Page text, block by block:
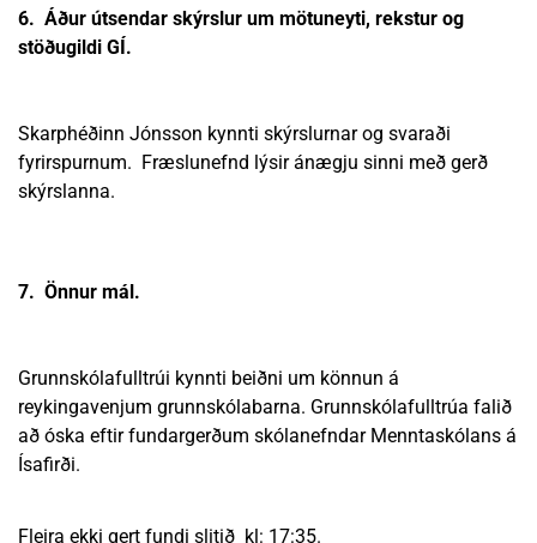
6. Áður útsendar skýrslur um mötuneyti, rekstur og
stöðugildi GÍ.
Skarphéðinn Jónsson kynnti skýrslurnar og svaraði
fyrirspurnum. Fræslunefnd lýsir ánægju sinni með gerð
skýrslanna.
7. Önnur mál.
Grunnskólafulltrúi kynnti beiðni um könnun á
reykingavenjum grunnskólabarna. Grunnskólafulltrúa falið
að óska eftir fundargerðum skólanefndar Menntaskólans á
Ísafirði.
Fleira ekki gert fundi slitið kl: 17:35.